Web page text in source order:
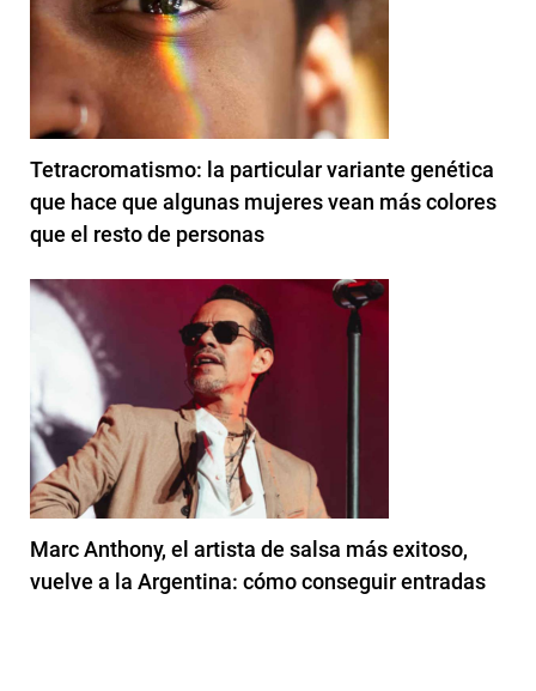
Tetracromatismo: la particular variante genética
que hace que algunas mujeres vean más colores
que el resto de personas
Marc Anthony, el artista de salsa más exitoso,
vuelve a la Argentina: cómo conseguir entradas